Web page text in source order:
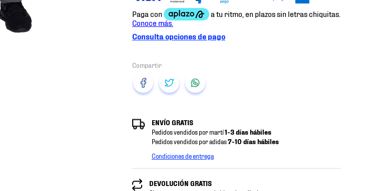
Consulta opciones de pago
ENVÍO GRATIS
Pedidos vendidos por martí1-3 días hábiles
Pedidos vendidos por adidas7-10 días hábiles
Condiciones de entrega
DEVOLUCIÓN GRATIS